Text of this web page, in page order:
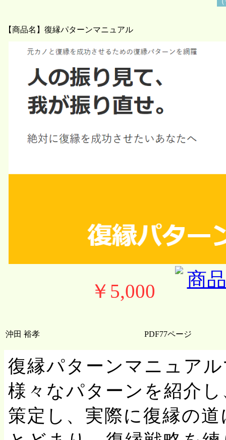
【商品名】復縁パターンマニュアル
￥5,000
沖田 裕孝 PDF77ページ
復縁パターンマニュア
様々なパターンを紹介
策定し、実際に復縁の